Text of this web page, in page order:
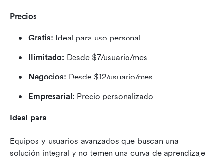
Precios
Gratis: Ideal para uso personal
Ilimitado: Desde $7/usuario/mes
Negocios: Desde $12/usuario/mes
Empresarial: Precio personalizado
Ideal para
Equipos y usuarios avanzados que buscan una
solución integral y no temen una curva de aprendizaje